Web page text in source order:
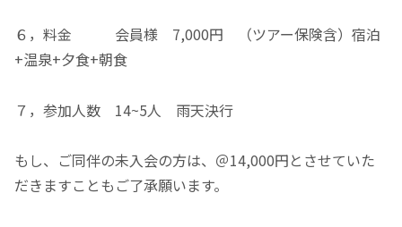
６，料金 会員様 7,000円 （ツアー保険含）宿泊
+温泉+夕食+朝食
７，参加人数 14~5人 雨天決行
もし、ご同伴の未入会の方は、＠14,000円とさせていた
だきますこともご了承願います。